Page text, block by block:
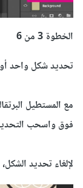
الخطوة 3 من
6
تحديد شكل واحد أو
مع المستطيل
فوق واسحب
لإلغاء تحديد الشكل،